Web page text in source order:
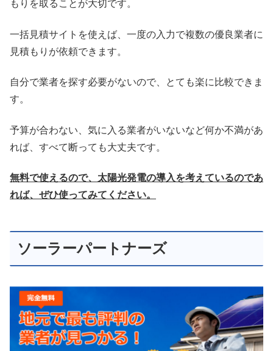
もりを取ることが大切です。
一括見積サイトを使えば、一度の入力で複数の優良業者に
見積もりが依頼できます。
自分で業者を探す必要がないので、とても楽に比較できま
す。
予算が合わない、気に入る業者がいないなど何か不満があ
れば、すべて断っても大丈夫です。
無料で使えるので、太陽光発電の導入を考えているのであ
れば、ぜひ使ってみてください。
ソーラーパートナーズ